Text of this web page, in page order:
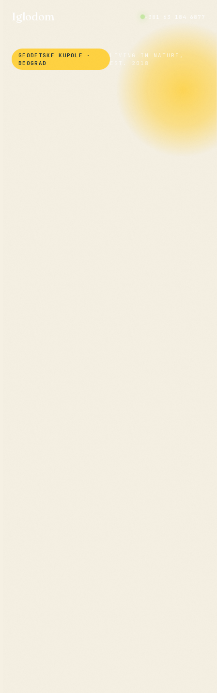
Iglodom +381 63 184 6877
GEODETSKE KUPOLE ·
BEOGRAD
LIVING IN NATURE,
EST. 2018